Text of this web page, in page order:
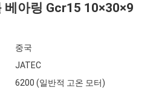
아링 Gcr15 10×30×9
중국
JATEC
6200 (일반적 고온 모터)